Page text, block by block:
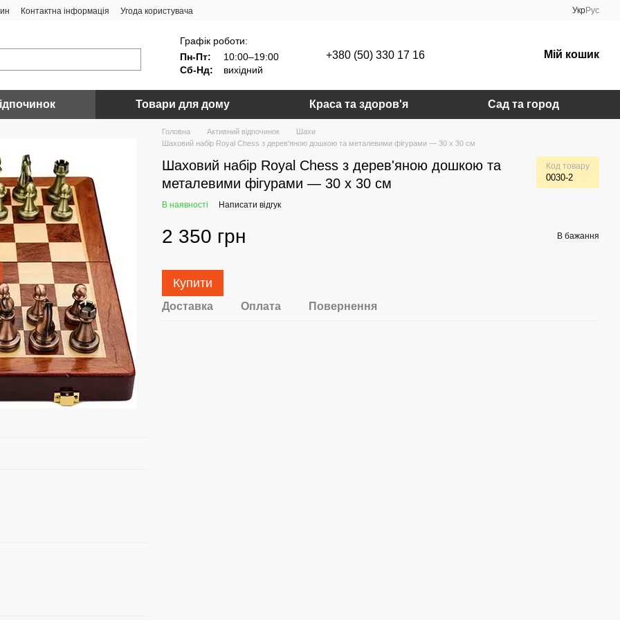
Контактна інформація Угода користувача УкрРус
Графік роботи:
Пн-Пт:
10:00–19:00
Сб-Нд:
вихідний
+380 (50) 330 17 16 Мій кошик
Товари для дому Краса та здоров'я Сад та город
Головна Активний відпочинок
Шахи
Шаховий набір Royal Chess з дерев'яною дошкою та металевими фігурами — 30 x 30 см
Шаховий набір Royal Chess з дерев'яною дошкою та
металевими фігурами — 30 x 30 см
Код товару
0030-2
В наявності Написати відгук
2 350 грн В бажання
Купити
Доставка Оплата Повернення